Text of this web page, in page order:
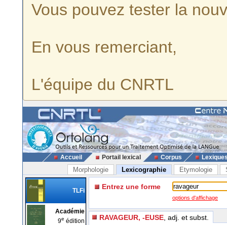
Vous pouvez tester la
En vous remerciant,
L'équipe du CNRTL
Accueil Portail lexical Corpus
Morphologie Lexicographie Etymologie
TLFi
Académie
9e édition
Entrez une forme
options d'affichage
RAVAGEUR, -EUSE , adj. et subst.